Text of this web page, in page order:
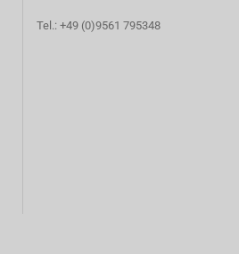
Tel.: +49 (0)9561 795348